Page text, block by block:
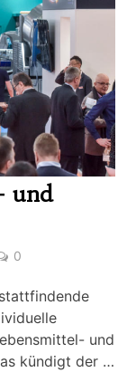
und
0
und
kündigt der …